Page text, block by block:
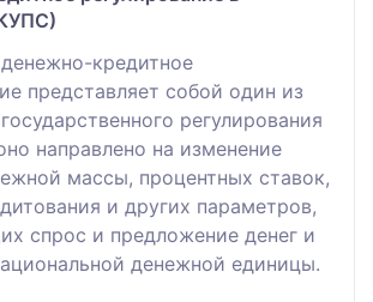
кредитное
представляет собой один из
регулирования
направлено на изменение
массы, процентных ставок,
и других параметров,
спрос и предложение денег и
денежной единицы.